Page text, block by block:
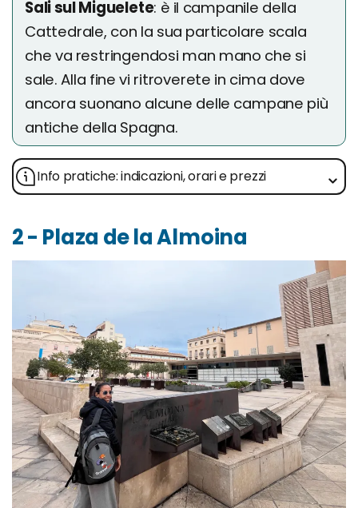
Sali sul Miguelete: è il campanile della
Cattedrale, con la sua particolare scala
che va restringendosi man mano che si
sale. Alla fine vi ritroverete in cima dove
ancora suonano alcune delle campane più
antiche della Spagna.
Info pratiche: indicazioni, orari e prezzi
2 - Plaza de la Almoina